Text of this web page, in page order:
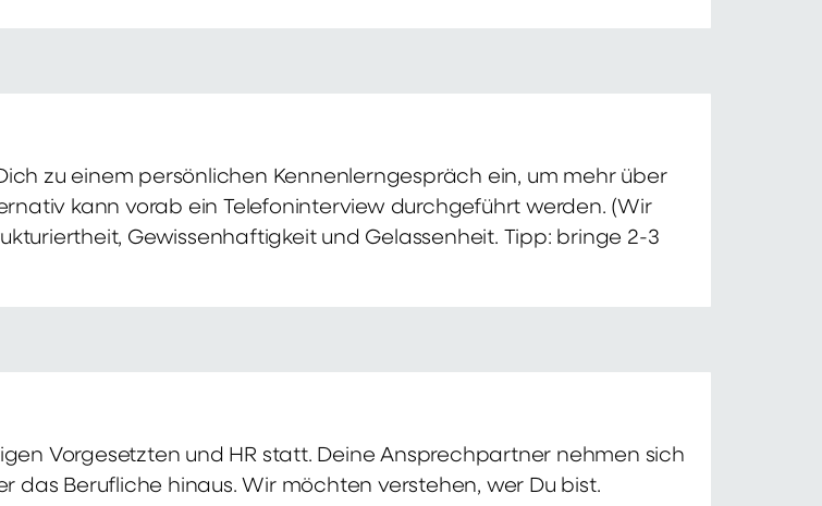
zu einem persönlichen Kennenlerngespräch ein, um mehr über
kann vorab ein Telefoninterview durchgeführt werden. (Wir
Gewissenhaftigkeit und Gelassenheit. Tipp: bringe 2-3
Vorgesetzten und HR statt. Deine Ansprechpartner nehmen sich
das Berufliche hinaus. Wir möchten verstehen, wer Du bist.